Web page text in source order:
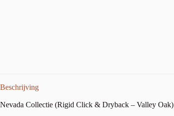
Beschrijving
Nevada Collectie (Rigid Click & Dryback – Valley Oak)